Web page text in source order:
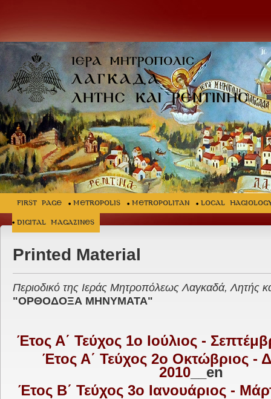
FIRST PAGE METROPOLIS METROPOLITAN LOCAL
Digital Magazines
Printed Material
Περιοδικό της Ιεράς Μητροπόλεως Λαγκαδά, Λητής
"ΟΡΘΟΔΟΞΑ ΜΗΝΥΜΑΤΑ"
Έτος Α΄ Τεύχος 1ο Ιούλιος -
Έτος Α΄ Τεύχος 2ο Οκτώβριος -
2010 __en
Έτος Β΄ Τεύχος 3ο Ιανουάριος -